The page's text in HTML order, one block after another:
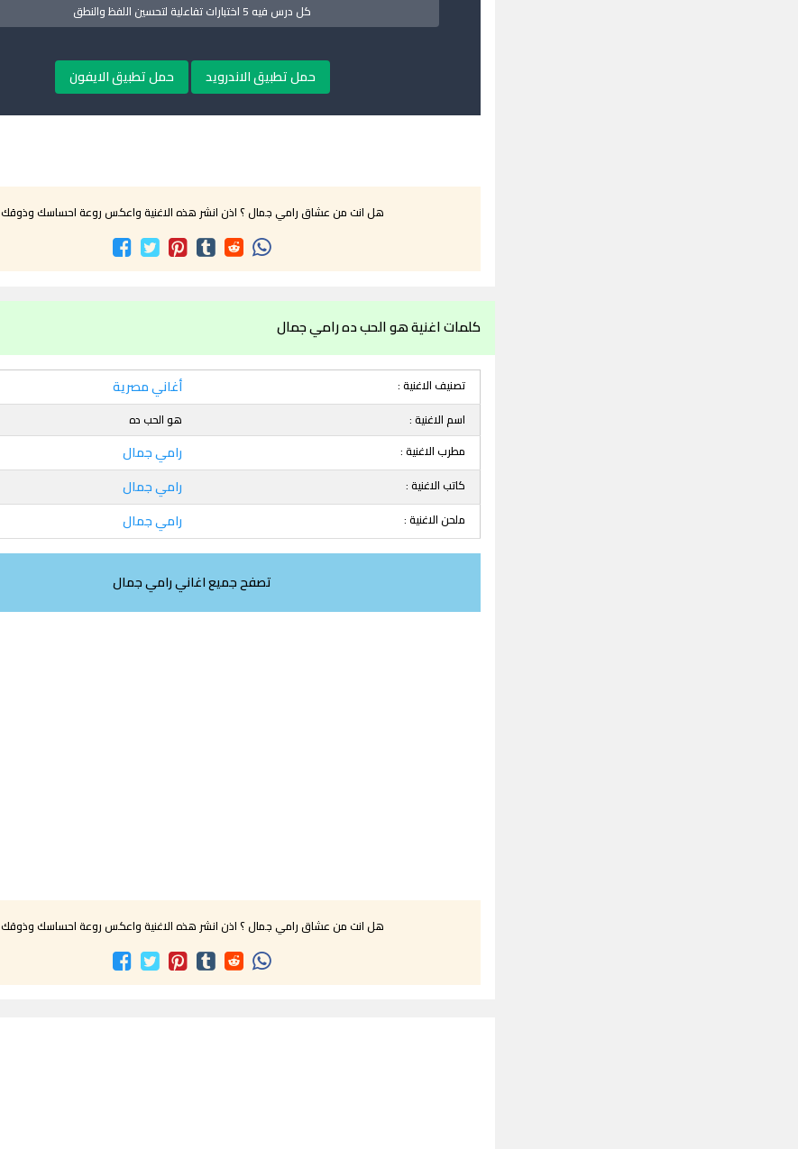
كل درس فيه 5 اختبارات تفاعلية لتحسين اللفظ والنطق
حمل تطبيق الاندرويد حمل تطبيق الايفون
هل انت من عشاق رامي جمال ؟ اذن انشر هذه الاغنية واعكس روعة احساسك وذوقك
كلمات اغنية هو الحب ده رامي جمال
تصنيف الاغنية : أغاني مصرية
اسم الاغنية :
هو الحب ده
مطرب الاغنية :
رامي جمال
كاتب الاغنية : رامي جمال
ملحن الاغنية : رامي جمال
تصفح جميع اغاني رامي جمال
هل انت من عشاق رامي جمال ؟ اذن انشر هذه الاغنية واعكس روعة احساسك وذوقك